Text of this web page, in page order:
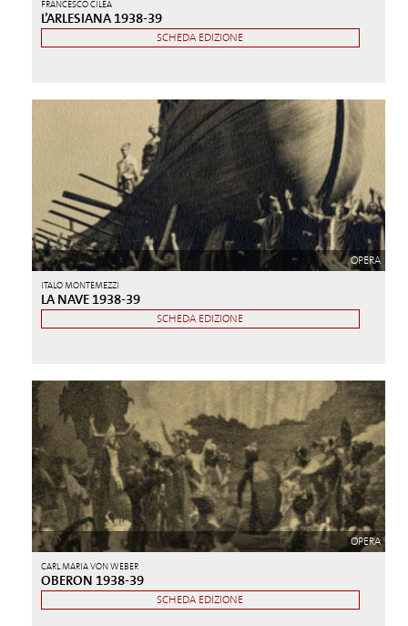
FRANCESCO CILEA
L’ARLESIANA 1938-39
SCHEDA EDIZIONE
OPERA
ITALO MONTEMEZZI
LA NAVE 1938-39
SCHEDA EDIZIONE
OPERA
CARL MARIA VON WEBER
OBERON 1938-39
SCHEDA EDIZIONE